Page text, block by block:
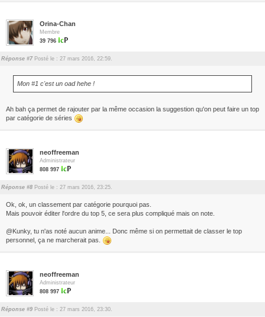
Orina-Chan
Membre
39 796
Réponse #7 Posté le : 27 mars 2016, 22:59.
Mon #1 c'est un oad hehe !
Ah bah ça permet de rajouter par la même occasion la suggestion qu'on peut faire un top
par catégorie de séries
neoffreeman
Administrateur
808 997
Réponse #8 Posté le : 27 mars 2016, 23:25.
Ok, ok, un classement par catégorie pourquoi pas.
Mais pouvoir éditer l'ordre du top 5, ce sera plus compliqué mais on note.
@Kunky, tu n'as noté aucun anime... Donc même si on permettait de classer le top
personnel, ça ne marcherait pas.
neoffreeman
Administrateur
808 997
Réponse #9 Posté le : 27 mars 2016, 23:30.